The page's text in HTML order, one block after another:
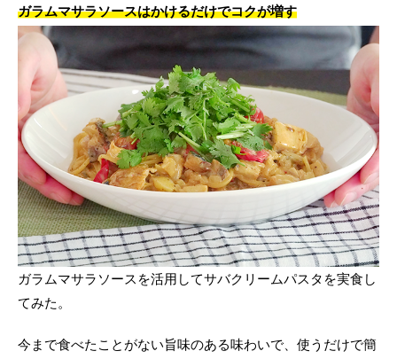
ガラムマサラソースはかけるだけでコクが増す
ガラムマサラソースを活用してサバクリームパスタを実食し
てみた。
今まで食べたことがない旨味のある味わいで、使うだけで簡